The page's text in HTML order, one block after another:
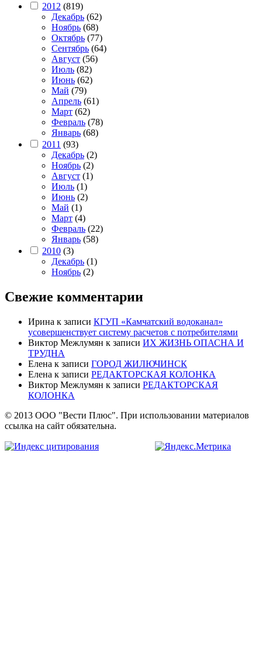
2012 (819)
Декабрь (62)
Ноябрь (68)
Октябрь (77)
Сентябрь (64)
Август (56)
Июль (82)
Июнь (62)
Май (79)
Апрель (61)
Март (62)
Февраль (78)
Январь (68)
2011 (93)
Декабрь (2)
Ноябрь (2)
Август (1)
Июль (1)
Июнь (2)
Май (1)
Март (4)
Февраль (22)
Январь (58)
2010 (3)
Декабрь (1)
Ноябрь (2)
Свежие комментарии
Ирина к записи КГУП «Камчатский водоканал»
усовершенствует систему расчетов с потребителями
Виктор Межлумян к записи ИХ ЖИЗНЬ ОПАСНА И
ТРУДНА
Елена к записи ГОРОД ЖИЛЮЧИНСК
Елена к записи РЕДАКТОРСКАЯ КОЛОНКА
Виктор Межлумян к записи РЕДАКТОРСКАЯ
КОЛОНКА
© 2013 ООО "Вести Плюс". При использовании материалов
ссылка на сайт обязательна.